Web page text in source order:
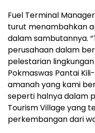
Fuel Terminal
turut menambahkan
dalam sambutannya.
perusahaan dalam
pelestarian
Pokmaswas Pantai
amanah yang kami
seperti halnya dalam
Tourism Village yang
perkembangan dari